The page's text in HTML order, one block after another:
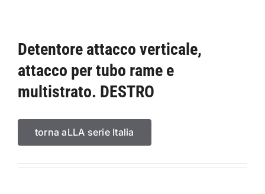
Detentore attacco verticale,
attacco per tubo rame e
multistrato. DESTRO
torna aLLA serie Italia